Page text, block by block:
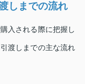
しまでの流れ
入される際に把握し
渡しまでの主な流れ